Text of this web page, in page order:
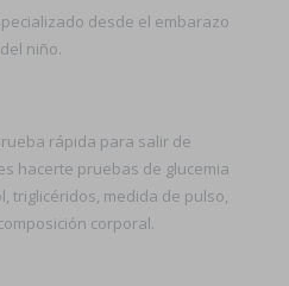
desde el embarazo
niño.
rápida para salir de
hacerte pruebas de glucemia
triglicéridos, medida de pulso,
corporal.